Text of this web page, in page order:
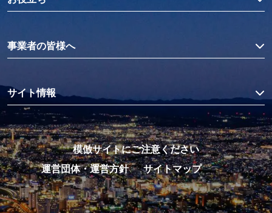
事業者の皆様へ
サイト情報
模倣サイトにご注意ください
運営団体・運営方針
サイトマップ